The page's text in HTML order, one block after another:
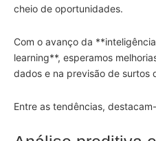
cheio de oportunidades.
Com o avanço da
learning**, esperamos
dados e na previsão de surtos
Entre as tendências,